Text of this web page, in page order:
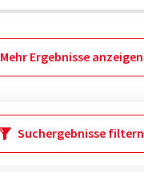
Mehr Ergebnisse anzeigen
Suchergebnisse filtern